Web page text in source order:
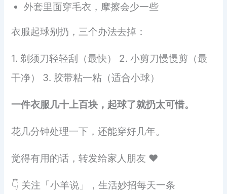
外套里面穿毛衣，摩擦会少一些
衣服起球别扔，三个办法去掉：
1. 剃须刀轻轻刮（最快） 2. 小剪刀慢慢剪（最
干净） 3. 胶带粘一粘（适合小球）
一件衣服几十上百块，起球了就扔太可惜。
花几分钟处理一下，还能穿好几年。
觉得有用的话，转发给家人朋友 ❤️
👇 关注「小羊说」，生活妙招每天一条